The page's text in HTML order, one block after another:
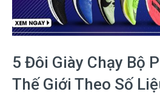
5 Đôi Giày Chạy Bộ
Thế Giới Theo Số